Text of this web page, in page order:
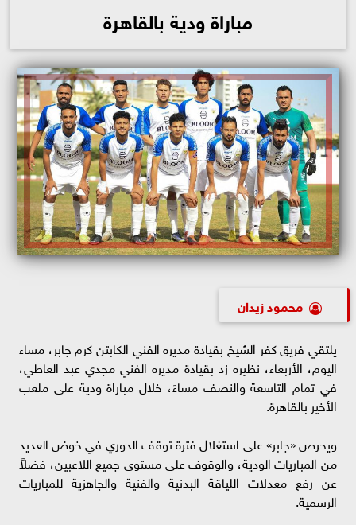
مباراة ودية بالقاهرة
محمود زيدان
يلتقي فريق كفر الشيخ بقيادة مديره الفني الكابتن كرم جابر، مساء
اليوم، الأربعاء، نظيره زد بقيادة مديره الفني مجدي عبد العاطي،
في تمام التاسعة والنصف مساءً، خلال مباراة ودية على ملعب
الأخير بالقاهرة.
ويحرص «جابر» على استغلال فترة توقف الدوري في خوض العديد
من المباريات الودية، والوقوف على مستوى جميع اللاعبين، فضلاً
عن رفع معدلات اللياقة البدنية والفنية والجاهزية للمباريات
الرسمية.